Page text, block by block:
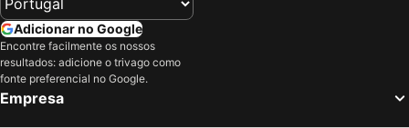
Adicionar no Google
Encontre facilmente os nossos
resultados: adicione o trivago como
fonte preferencial no Google.
Empresa